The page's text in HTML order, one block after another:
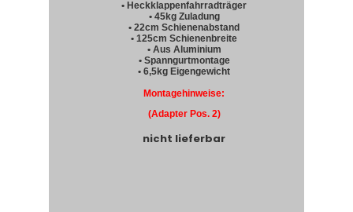
• Heckklappenfahrradträger
• 45kg Zuladung
• 22cm Schienenabstand
• 125cm Schienenbreite
• Aus Aluminium
• Spanngurtmontage
• 6,5kg Eigengewicht
Montagehinweise:
(Adapter Pos. 2)
nicht lieferbar